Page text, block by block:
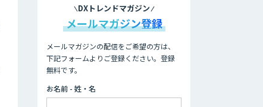
secondz
DXトレンドマガジン
メールマガジン登録
メールマガジンの配信をご希望の方は、
下記フォームよりご登録ください。登録
無料です。
お名前 - 姓・名